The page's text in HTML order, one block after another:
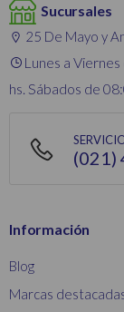
Sucursales
25 De Mayo y
Lunes a
hs. Sábados de
(021)
Información
Blog
Marcas